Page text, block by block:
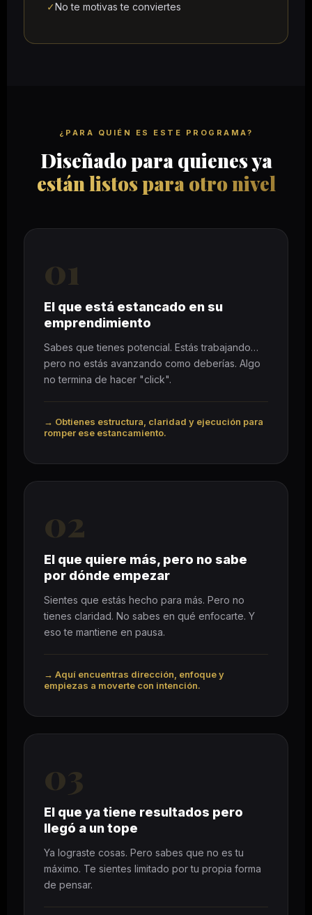
✓No te motivas te conviertes
¿PARA QUIÉN ES ESTE PROGRAMA?
Diseñado para quienes ya
están listos para otro nivel
01
El que está estancado en su
emprendimiento
Sabes que tienes potencial. Estás trabajando…
pero no estás avanzando como deberías. Algo
no termina de hacer "click".
→ Obtienes estructura, claridad y ejecución para
romper ese estancamiento.
02
El que quiere más, pero no sabe
por dónde empezar
Sientes que estás hecho para más. Pero no
tienes claridad. No sabes en qué enfocarte. Y
eso te mantiene en pausa.
→ Aquí encuentras dirección, enfoque y
empiezas a moverte con intención.
03
El que ya tiene resultados pero
llegó a un tope
Ya lograste cosas. Pero sabes que no es tu
máximo. Te sientes limitado por tu propia forma
de pensar.